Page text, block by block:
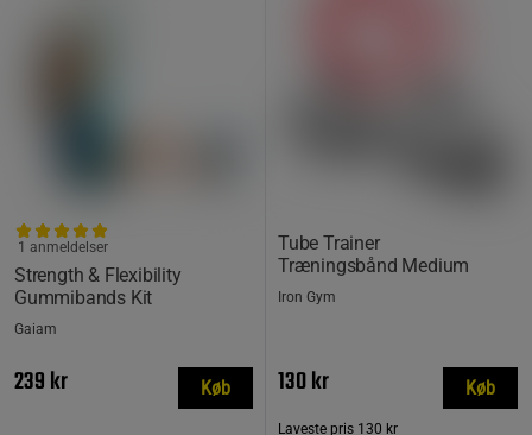
Strength & Flexibility
Gummibands Kit
1 anmeldelser
Gaiam
239 kr Køb
Tube Trainer
Træningsbånd Medium
Iron Gym
130 kr
Laveste pris 130 kr
Køb